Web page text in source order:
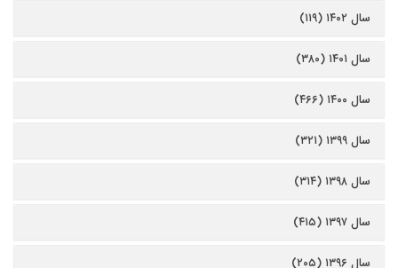
سال ۱۴۰۲ (۱۱۹)
سال ۱۴۰۱ (۳۸۰)
سال ۱۴۰۰ (۴۶۶)
سال ۱۳۹۹ (۳۲۱)
سال ۱۳۹۸ (۳۱۴)
سال ۱۳۹۷ (۴۱۵)
سال ۱۳۹۶ (۲۰۵)